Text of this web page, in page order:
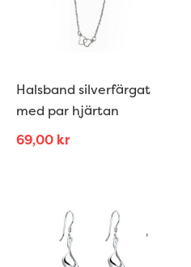
Halsband silverfärgat
med par hjärtan
69,00 kr